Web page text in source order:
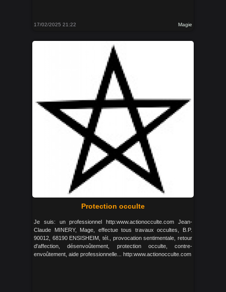
17/02/2025 21:22 Magie
Protection occulte
Je suis: un professionnel http:www.actionocculte.com Jean-
Claude MINERY, Mage, effectue tous travaux occultes, B.P.
90012, 68190 ENSISHEIM, tél., provocation sentimentale, retour
d'affection, désenvoûtement, protection occulte, contre-
envoûtement, aide professionnelle... http:www.actionocculte.com